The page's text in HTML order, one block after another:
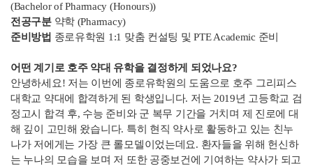
(Bachelor of Pharmacy (Honours))
전공구분약학 (Pharmacy)
준비방법 종로유학원 1:1 맞춤 컨설팅 및 PTE Academic 준비
어떤 계기로 호주 약대 유학을 결정하게 되었나요?
안녕하세요! 저는 이번에 종로유학원의 도움으로 호주 그리피스
대학교 약대에 합격하게 된 학생입니다. 저는 2019년 고등학교 검
정고시 합격 후, 수능 준비와 군 복무 기간을 거치며 제 진로에 대
해 깊이 고민해 왔습니다. 특히 현직 약사로 활동하고 있는 친누
나가 저에게는 가장 큰 롤모델이었는데요. 환자들을 위해 헌신하
는 누나의 모습을 보며 저 또한 공중보건에 기여하는 약사가 되고